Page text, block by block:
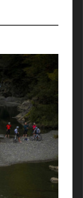
超えの山
リストた
の最終回を
Shimojo
い
愛媛県
ァムツアー
＜DAY 5
6＞ 大洲
5＞ 宇和
街の夜を楽
酒と豊後水
ある旅籠の
、木屋旅館